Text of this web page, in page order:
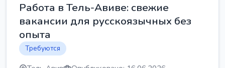
Работа в Тель-Авиве: свежие
вакансии для русскоязычных без
опыта
Требуются